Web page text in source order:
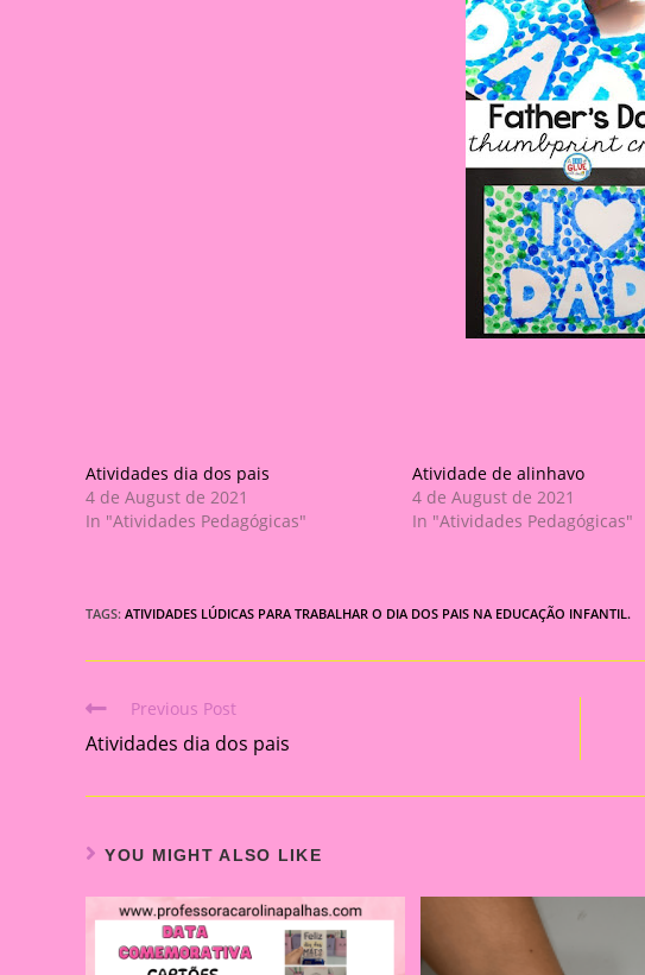
Atividades dia dos pais
4 de August de 2021
In "Atividades Pedagógicas"
Atividade de alinhavo
4 de August de 2021
In "Atividades Pedagógicas"
TAGS: ATIVIDADES LÚDICAS PARA TRABALHAR O DIA DOS PAIS NA EDUCAÇÃO INFANTIL.
Read
more
Previous Post
Atividades dia dos pais
YOU MIGHT ALSO LIKE